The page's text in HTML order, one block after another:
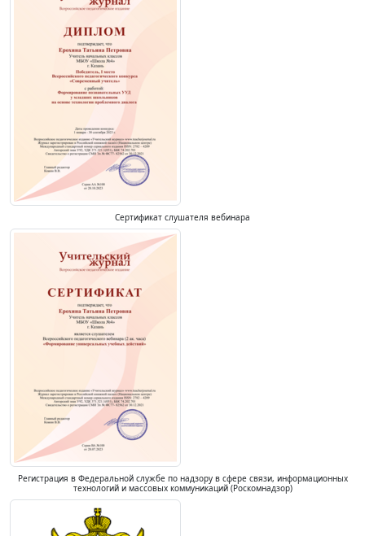
Сертификат слушателя вебинара
Регистрация в Федеральной службе по надзору в сфере связи, информационных
технологий и массовых коммуникаций (Роскомнадзор)